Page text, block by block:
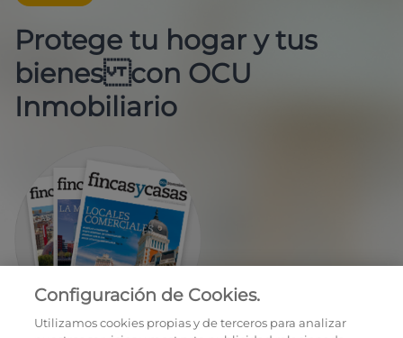
Protege tu hogar y tus
bienes con OCU
Inmobiliario
EN REGALO LA REVISTA BIMESTRAL
Configuración de Cookies.
Utilizamos cookies propias y de terceros para analizar